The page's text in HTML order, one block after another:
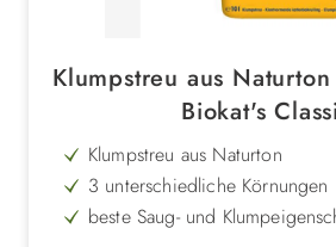
Klumpstreu aus
Biokat's
Klumpstreu aus Naturton
3 unterschiedliche Körnungen
beste Saug- und